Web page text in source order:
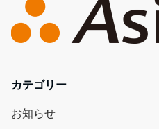
カテゴリー
お知らせ